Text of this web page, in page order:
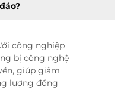
công nghiệp
bị công nghệ
giúp giảm
lượng đồng